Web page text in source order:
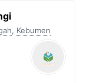
, Kebumen